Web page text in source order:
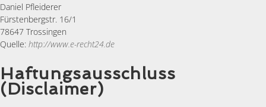
Daniel Pfleiderer
Fürstenbergstr. 16/1
78647 Trossingen
Quelle: http://www.e-recht24.de
Haftungsausschluss
(Disclaimer)